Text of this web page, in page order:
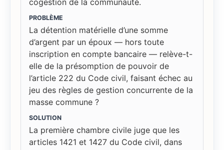
PROBLÈME
La détention matérielle d’une somme
d’argent par un époux — hors toute
inscription en compte bancaire — relève-t-
elle de la présomption de pouvoir de
l’article 222 du Code civil, faisant échec au
jeu des règles de gestion concurrente de la
masse commune ?
SOLUTION
La première chambre civile juge que les
articles 1421 et 1427 du Code civil, dans